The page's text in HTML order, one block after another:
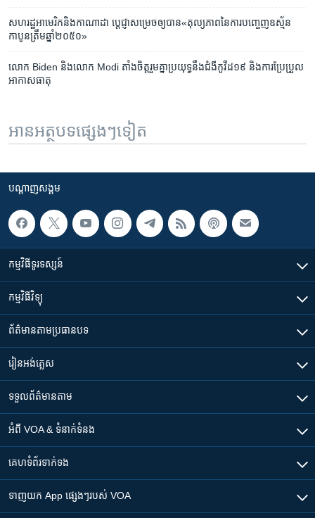
សហរដ្ឋ​អាមេរិក​និង​កាណាដា បេ្ដជ្ញា​សម្រេច​ឲ្យ​បាន​«តុល្យភាព​នៃ​ការបញ្ចេញ​ឧស្ម័ន​
កាបូន​ត្រឹម​ឆ្នាំ២០៥០»
លោក Biden និង​លោក Modi តាំងចិត្ត​រួមគ្នា​ប្រយុទ្ធ​នឹង​ជំងឺ​កូវីដ១៩ និង​ការប្រែប្រួល​
អាកាសធាតុ
អានអត្ថបទផ្សេងៗទៀត
បណ្តាញ​សង្គម
កម្មវិធី​ទូរទស្សន៍
កម្មវិធី​វិទ្យុ
ព័ត៌មាន​តាមប្រធានបទ​
រៀន​​អង់គ្លេស
ទទួល​ព័ត៌មាន​តាម
អំពី​ VOA & ទំនាក់ទំនង
គេហទំព័រ​​ទាក់ទង
ទាញយក​ App ផ្សេងៗ​របស់​ VOA